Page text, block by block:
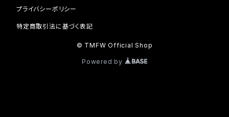
iPhone13
プライバシーポリシー
特定商取引法に基づく表記
© TMFW Official Shop
Powered by